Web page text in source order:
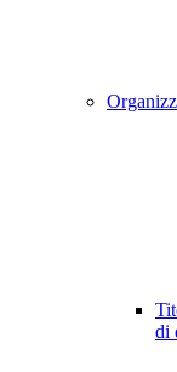
di